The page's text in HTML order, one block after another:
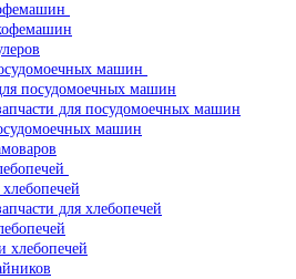
машин
посудомоечных машин
для посудомоечных машин
машин
для хлебопечей
хлебопечей